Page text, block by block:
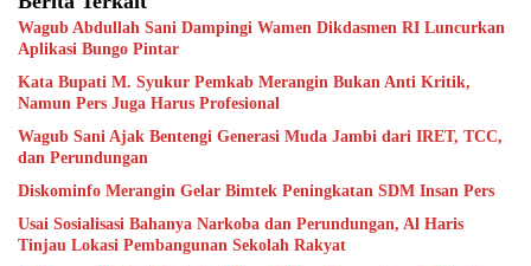
Wagub Abdullah Sani Dampingi Wamen Dikdasmen RI Luncurkan
Aplikasi Bungo Pintar
Kata Bupati M. Syukur Pemkab Merangin Bukan Anti Kritik,
Namun Pers Juga Harus Profesional
Wagub Sani Ajak Bentengi Generasi Muda Jambi dari IRET, TCC,
dan Perundungan
Diskominfo Merangin Gelar Bimtek Peningkatan SDM Insan Pers
Usai Sosialisasi Bahanya Narkoba dan Perundungan, Al Haris
Tinjau Lokasi Pembangunan Sekolah Rakyat